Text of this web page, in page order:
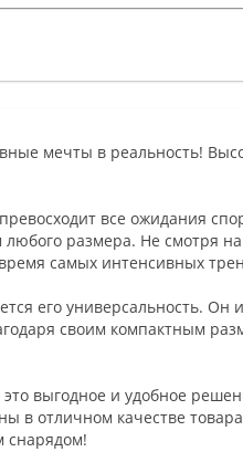
мечты в реальность!
все ожидания
размера. Не смотря
самых интенсивных
его универсальность. Он
своим компактным
выгодное и удобное
в отличном качестве
снарядом!